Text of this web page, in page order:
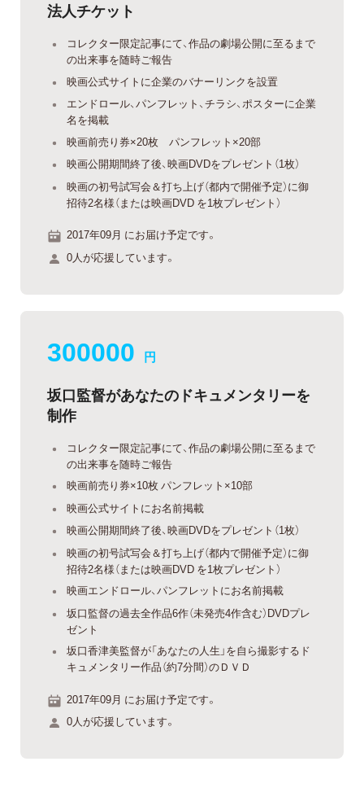
法人チケット
コレクター限定記事にて、作品の劇場公開に至るまで
の出来事を随時ご報告
映画公式サイトに企業のバナーリンクを設置
エンドロール、パンフレット、チラシ、ポスターに企業
名を掲載
映画前売り券×20枚 パンフレット×20部
映画公開期間終了後、映画DVDをプレゼント（1枚）
映画の初号試写会＆打ち上げ（都内で開催予定）に御
招待2名様（または映画DVD を1枚プレゼント）
2017年09月 にお届け予定です。
0人が応援しています。
300000 円
坂口監督があなたのドキュメンタリーを
制作
コレクター限定記事にて、作品の劇場公開に至るまで
の出来事を随時ご報告
映画前売り券×10枚 パンフレット×10部
映画公式サイトにお名前掲載
映画公開期間終了後、映画DVDをプレゼント（1枚）
映画の初号試写会＆打ち上げ（都内で開催予定）に御
招待2名様（または映画DVD を1枚プレゼント）
映画エンドロール、パンフレットにお名前掲載
坂口監督の過去全作品6作（未発売4作含む）DVDプレ
ゼント
坂口香津美監督が「あなたの人生」を自ら撮影するド
キュメンタリー作品（約7分間）のＤＶＤ
2017年09月 にお届け予定です。
0人が応援しています。